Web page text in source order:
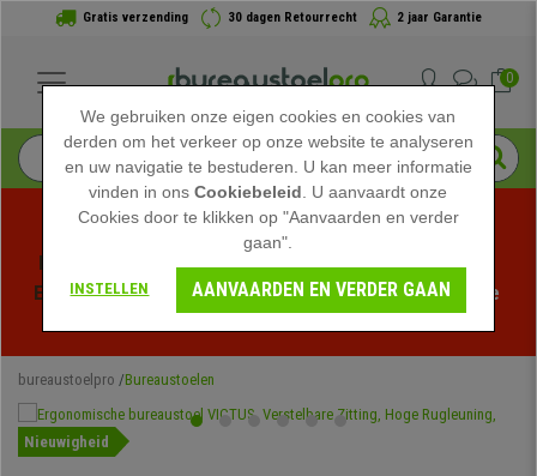
Gratis verzending 30 dagen Retourrecht 2 jaar Garantie
0
Profiteer van de Zomeruitverkoop bij bureaustoelpro!
Exclusieve kortingen voor een beperkte tijd - Bekijk de
bureaustoelpro Bureaustoelen
Nieuwigheid
We gebruiken onze eigen cookies en cookies van
derden om het verkeer op onze website te analyseren
en uw navigatie te bestuderen. U kan meer informatie
vinden in onsCookiebeleid . U aanvaardt onze
Cookies door te klikken op "Aanvaarden en verder
gaan".
INSTELLEN AANVAARDEN EN VERDER GAAN